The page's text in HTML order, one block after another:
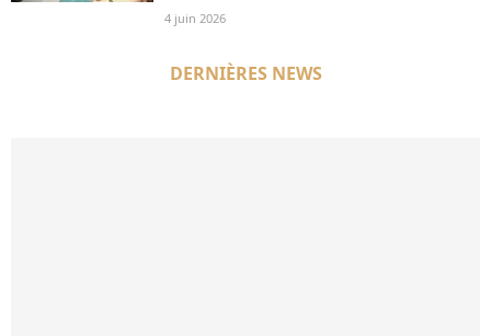
4 juin 2026
DERNIÈRES NEWS